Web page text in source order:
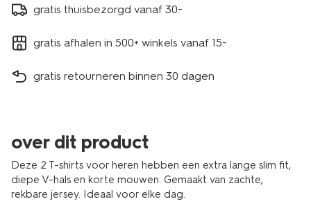
gratis thuisbezorgd vanaf 30.-
gratis afhalen in 500+ winkels vanaf 15.-
gratis retourneren binnen 30 dagen
over dit product
Deze 2 T-shirts voor heren hebben een extra lange slim fit,
diepe V-hals en korte mouwen. Gemaakt van zachte,
rekbare jersey. Ideaal voor elke dag.